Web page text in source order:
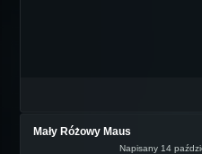
Mały Różowy Maus
Napisany 14